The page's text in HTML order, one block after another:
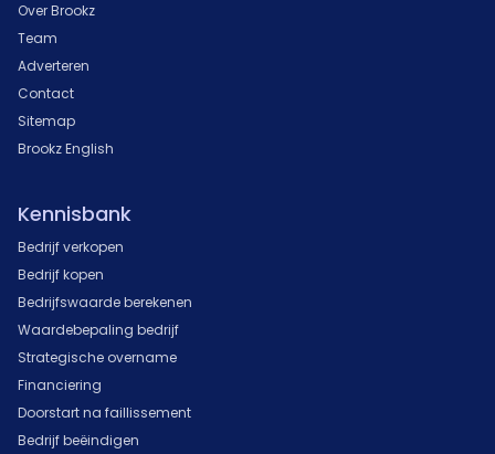
Over Brookz
Team
Adverteren
Contact
Sitemap
Brookz English
Kennisbank
Bedrijf verkopen
Bedrijf kopen
Bedrijfswaarde berekenen
Waardebepaling bedrijf
Strategische overname
Financiering
Doorstart na faillissement
Bedrijf beëindigen